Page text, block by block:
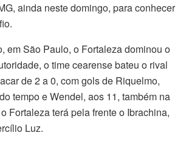
ainda neste domingo, para conhecer
em São Paulo, o Fortaleza dominou o
o time cearense bateu o rival
de 2 a 0, com gols de Riquelmo,
tempo e Wendel, aos 11, também na
Fortaleza terá pela frente o Ibrachina,
Luz.